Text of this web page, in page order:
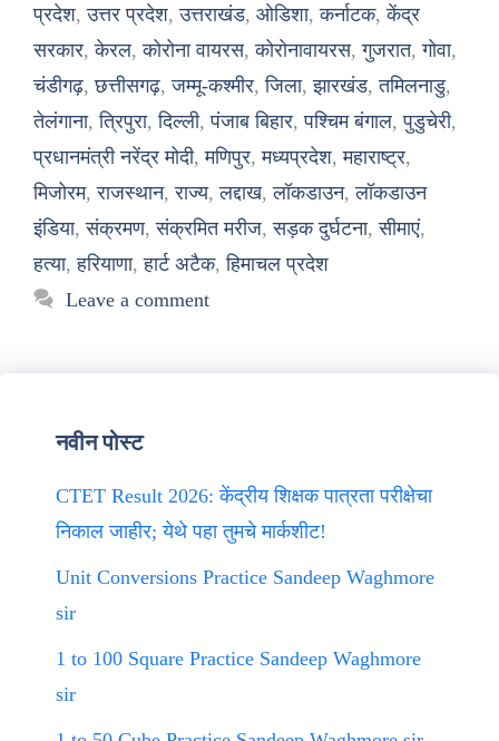
प्रदेश,उत्तर प्रदेश,उत्तराखंड, ओडिशा,कर्नाटक,केंद्र
सरकार,केरल,कोरोना वायरस,कोरोनावायरस,गुजरात,गोवा,
चंडीगढ़,छत्तीसगढ़,जम्मू-कश्मीर,जिला,झारखंड,तमिलनाडु,
तेलंगाना,त्रिपुरा,दिल्ली,पंजाब बिहार,पश्चिम बंगाल,पुडुचेरी,
प्रधानमंत्री नरेंद्र मोदी,मणिपुर,मध्यप्रदेश,महाराष्ट्र,
मिजोरम,राजस्थान,राज्य,लद्दाख,लॉकडाउन,लॉकडाउन
इंडिया,संक्रमण,संक्रमित मरीज,सड़क दुर्घटना,सीमाएं,
हत्या,हरियाणा,हार्ट अटैक,हिमाचल प्रदेश
Leave a comment
नवीन पोस्ट
CTET Result 2026: केंद्रीय शिक्षक पात्रता परीक्षेचा
निकाल जाहीर; येथे पहा तुमचे मार्कशीट!
Unit Conversions Practice Sandeep Waghmore
sir
1 to 100 Square Practice Sandeep Waghmore
sir